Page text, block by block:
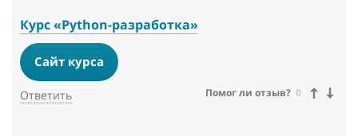
Курс «Python-разработка»
Сайт курса
Ответить Помог ли отзыв? 0